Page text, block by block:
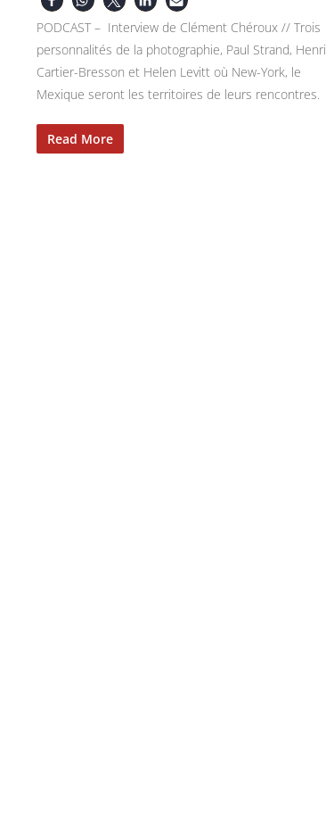
PODCAST – Interview de Clément Chéroux // Trois
personnalités de la photographie, Paul Strand, Henri
Cartier-Bresson et Helen Levitt où New-York, le
Mexique seront les territoires de leurs rencontres.
Read More